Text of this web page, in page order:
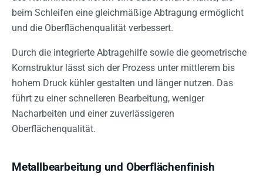
beim Schleifen eine gleichmäßige Abtragung ermöglicht
und die Oberflächenqualität verbessert.
Durch die integrierte Abtragehilfe sowie die geometrische
Kornstruktur lässt sich der Prozess unter mittlerem bis
hohem Druck kühler gestalten und länger nutzen. Das
führt zu einer schnelleren Bearbeitung, weniger
Nacharbeiten und einer zuverlässigeren
Oberflächenqualität.
Metallbearbeitung und Oberflächenfinish